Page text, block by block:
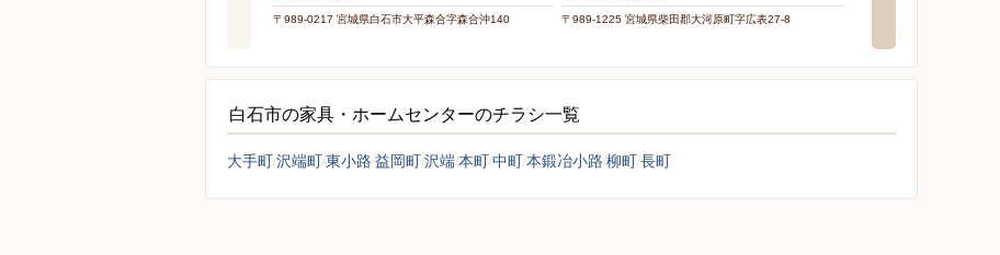
〒989-0217 宮城県白石市大平森合字森合沖140 〒989-1225 宮城県柴田郡大河原町字広表27-8
白石市の家具・ホームセンターのチラシ一覧
大手町沢端町東小路 益岡町沢端本町中町本鍛冶小路 柳町長町